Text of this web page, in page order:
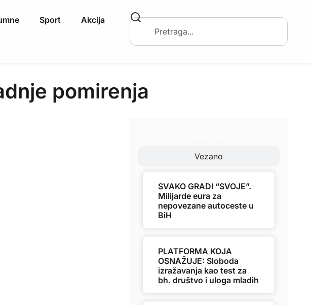
Sport Akcija
pomirenja
Vezano
SVAKO GRADI “SVOJE”.
Milijarde eura za
nepovezane autoceste u
BiH
PLATFORMA KOJA
OSNAŽUJE: Sloboda
izražavanja kao test za
bh. društvo i uloga mladih